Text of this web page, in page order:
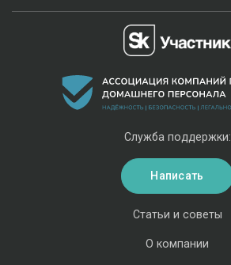
Статьи и советы
О компании
Служба поддержки:
Написать